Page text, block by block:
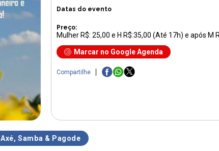
Datas do evento
Preço:
Mulher R$: 25,00 e H R$:35,00 (Até 17h) e após M
Marcar no Google Agenda
Compartilhe
Axé, Samba & Pagode